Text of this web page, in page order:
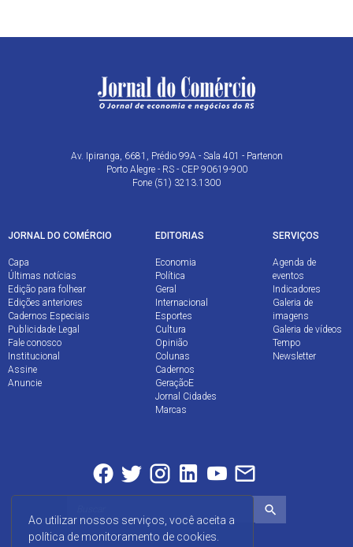
Ao utilizar nossos serviços, você aceita a
política de monitoramento de cookies.
Av. Ipiranga, 6681, Prédio 99A - Sala 401 - Partenon
Porto Alegre - RS - CEP 90619-900
Fone (51) 3213.1300
JORNAL DO COMÉRCIO
Capa
Últimas notícias
Edição para folhear
Edições anteriores
Cadernos Especiais
Publicidade Legal
Fale conosco
Institucional
Assine
Anuncie
EDITORIAS
Economia
Política
Geral
Internacional
Esportes
Cultura
Opinião
Colunas
Cadernos
GeraçãoE
Jornal Cidades
Marcas
SERVIÇOS
Agenda de
eventos
Indicadores
Galeria de
imagens
Galeria de vídeos
Tempo
Newsletter